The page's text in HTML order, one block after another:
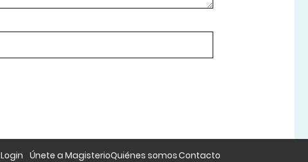
Login Únete a MagisterioQuiénes somosContacto